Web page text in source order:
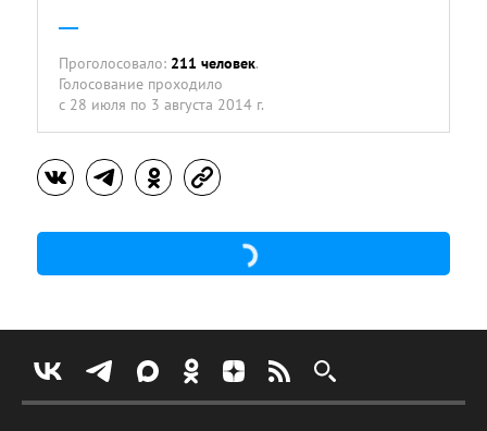
Проголосовало: 211 человек.
Голосование проходило
с 28 июля по 3 августа 2014 г.